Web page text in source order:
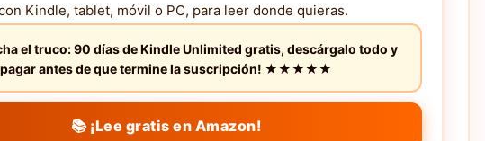
Kindle, tablet, móvil o PC, para leer donde quieras.
el truco: 90 días de Kindle Unlimited gratis, descárgalo todo y
pagar antes de que termine la suscripción! ★★★★★
📚 ¡Lee gratis en Amazon!